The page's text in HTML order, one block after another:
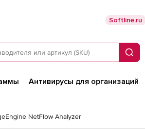
Softline.ru
Поиск
Антивирусы для организаций
NetFlow Analyzer